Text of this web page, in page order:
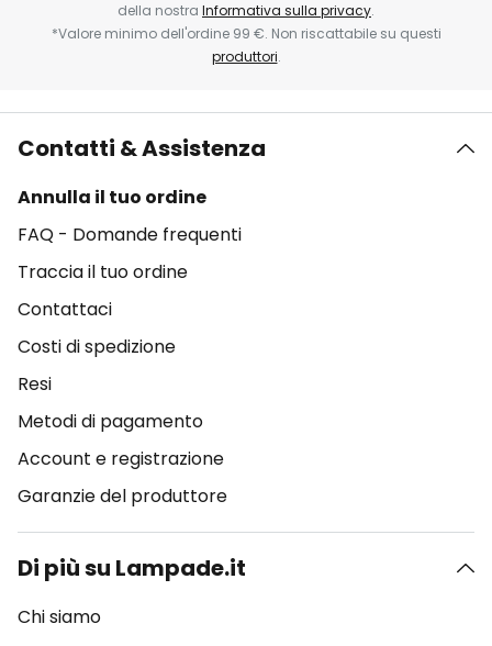
della nostra Informativa sulla privacy.
*Valore minimo dell'ordine 99 €. Non riscattabile su questi
produttori.
Contatti & Assistenza
Annulla il tuo ordine
FAQ - Domande frequenti
Traccia il tuo ordine
Contattaci
Costi di spedizione
Resi
Metodi di pagamento
Account e registrazione
Garanzie del produttore
Di più su Lampade.it
Chi siamo